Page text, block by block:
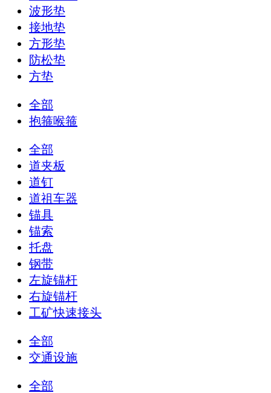
波形垫
接地垫
方形垫
防松垫
方垫
全部
抱箍喉箍
全部
道夹板
道钉
道祖车器
锚具
锚索
托盘
钢带
左旋锚杆
右旋锚杆
工矿快速接头
全部
交通设施
全部